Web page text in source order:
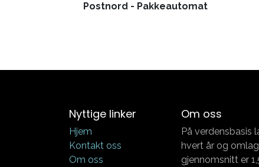
Postnord - Pakkeautomat
Nyttige linker
Hjem
Kontakt oss
Om oss
Om oss
På verdensbasis
hvert år og
gjennomsnitt er